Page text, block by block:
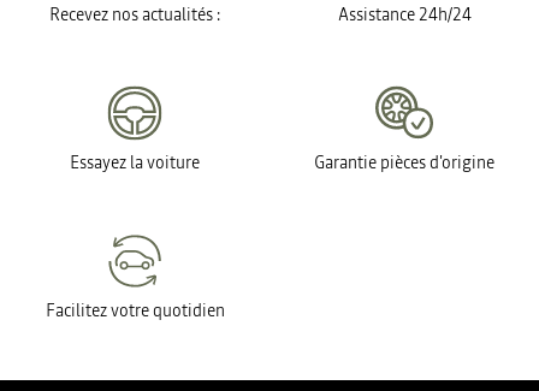
Recevez nos actualités : Assistance 24h/24
Essayez la voiture Garantie pièces d'origine
Facilitez votre quotidien